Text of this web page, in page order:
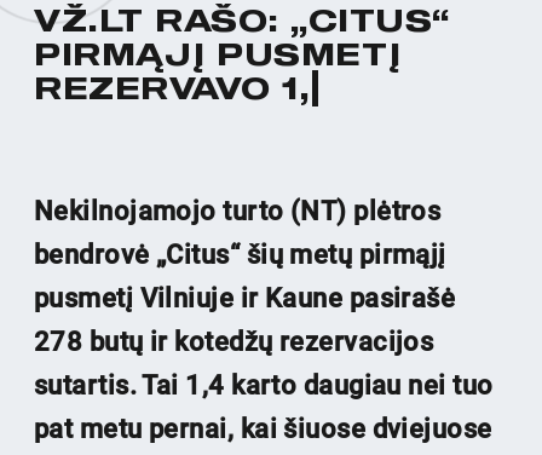
VŽ.LT RAŠO: „CITUS“
PIRMĄJ Į PUSMETĮ
REZERVAVO 1,
Nekilnojamojo turto (NT) plėtros
bendrovė „Citus“ šių metų pirmąjį
pusmetį Vilniuje ir Kaune pasirašė
278 butų ir kotedžų rezervacijos
sutartis. Tai 1,4 karto daugiau nei tuo
pat metu pernai, kai šiuose dviejuose